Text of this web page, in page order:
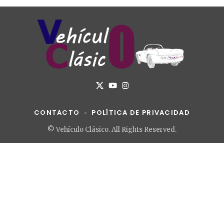
© Vehículo Clásico. All Rights Reserved.
CONTACTO POLÍTICA DE PRIVACIDAD